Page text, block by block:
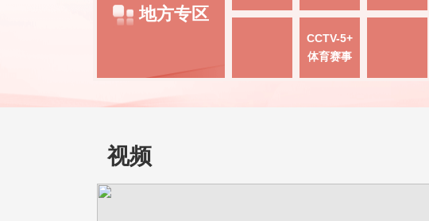
地方专区
CCTV-5+
体育赛事
视频